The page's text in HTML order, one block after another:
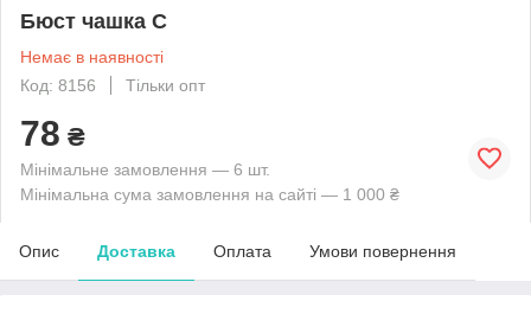
Бюст чашка С
Немає в наявності
Код: 8156
Тільки опт
78 ₴
Мінімальне замовлення — 6 шт.
Мінімальна сума замовлення на сайті — 1 000 ₴
Опис Доставка Оплата Умови повернення